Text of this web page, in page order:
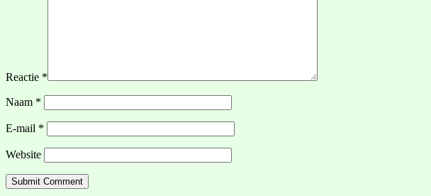
Reactie *
Naam *
E-mail *
Website